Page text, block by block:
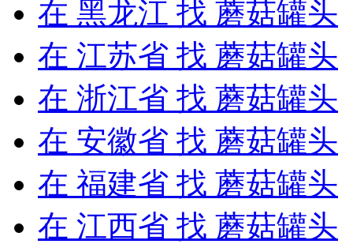
在 黑龙江 找 蘑菇罐头
在 江苏省 找 蘑菇罐头
在 浙江省 找 蘑菇罐头
在 安徽省 找 蘑菇罐头
在 福建省 找 蘑菇罐头
在 江西省 找 蘑菇罐头